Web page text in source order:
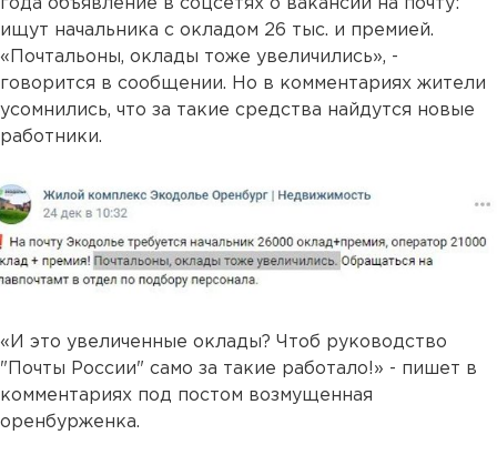
года объявление в соцсетях о вакансии на почту:
ищут начальника с окладом 26 тыс. и премией.
«Почтальоны, оклады тоже увеличились», -
говорится в сообщении. Но в комментариях жители
усомнились, что за такие средства найдутся новые
работники.
«И это увеличенные оклады? Чтоб руководство
"Почты России" само за такие работало!» - пишет в
комментариях под постом возмущенная
оренбурженка.